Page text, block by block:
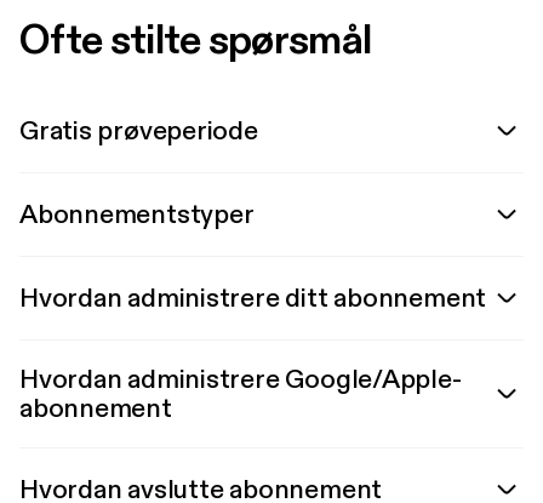
Ofte stilte spørsmål
Gratis prøveperiode
Abonnementstyper
Hvordan administrere ditt abonnement
Hvordan administrere Google/Apple-
abonnement
Hvordan avslutte abonnement